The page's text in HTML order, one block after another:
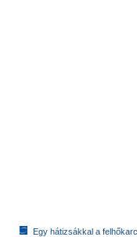
Egy hátizsákkal a